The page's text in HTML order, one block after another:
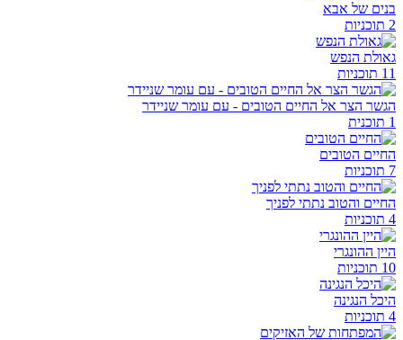
בנים של אבא
2 תוכניות
גאולת הנפש
11 תוכניות
הגשר הצר אל החיים הטובים - עם עומר שניידר
1 תוכנית
החיים הטובים
7 תוכניות
החיים והטוב נתתי לפניך
4 תוכניות
היין ההונגרי
10 תוכניות
היכל הנגינה
4 תוכניות